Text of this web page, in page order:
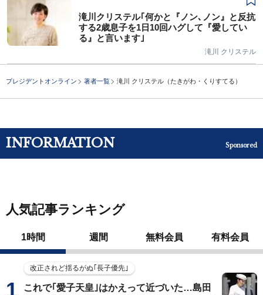
滝川クリステル｢何かと『ノン､ノン』と反抗
する2歳息子を1日10回ハグして『愛してい
る』と言います｣
滝川 クリステル
プレジデントオンライン 著者一覧 滝川 クリステル（たきがわ・くりすてる）
INFORMATION Sponsored
人気記事ランキング
1時間 週間 無料会員 有料会員
改正されど揺るがぬ｢長子優先｣
これで｢愛子天皇｣はかえって近づいた…島田